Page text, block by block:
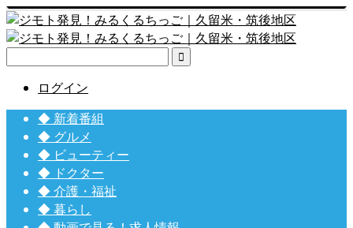

ログイン
◆ 新着番組
◆ グルメ
◆ ビューティー
◆ ドクター
◆ 介護・福祉
◆ 暮らし